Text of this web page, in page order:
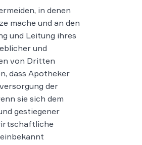
in denen
mache und an den
und Leitung ihres
und
von Dritten
dass Apotheker
der
sie sich dem
gestiegener